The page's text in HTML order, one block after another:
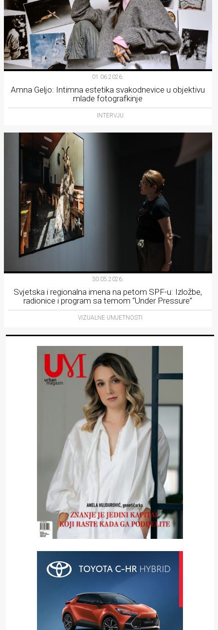
01.06.2026.
Amna Geljo: Intimna estetika svakodnevice u objektivu
mlade fotografkinje
INTERVJU
30.05.2026.
Svjetska i regionalna imena na petom SPF-u: Izložbe,
radionice i program sa temom “Under Pressure”
VIZUALNE UMJETNOSTI